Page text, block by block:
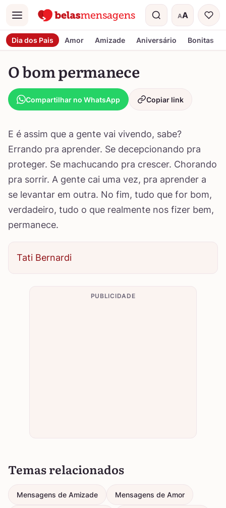
Menu AA
Tamanho do
Dia dos Pais Amor Amizade Aniversário Bonitas
O bom permanece
Compartilhar no WhatsApp Copiar link
E é assim que a gente vai vivendo, sabe?
Errando pra aprender. Se decepcionando pra
proteger. Se machucando pra crescer. Chorando
pra sorrir. A gente cai uma vez, pra aprender a
se levantar em outra. No fim, tudo que for bom,
verdadeiro, tudo o que realmente nos fizer bem,
permanece.
Tati Bernardi
PUBLICIDADE
Temas relacionados
Mensagens de Amizade Mensagens de Amor